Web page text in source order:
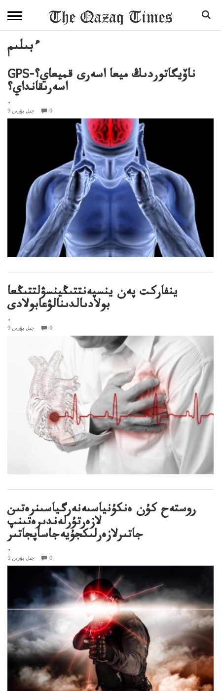
ءبىلىم
GPS-ناۆيگاتوردىڭ ميعا اسەرى قميعاي؟
اسەرىقانداي؟
..
9 جىل بۇرىن 0
ينفاركت پەن ينسپەنتتىڭينسۋلتتىڭعا
بولادىالدىنالۋعابولادى
..
9 جىل بۇرىن 0
روستەح كۇن ەنكۇنياسىەنەرگياسىنرەتىن
لازەرتۇرلەندىرەتىنپ
جاتىرلازەرلىكجۇيەجاساپجاتىر
..
9 جىل بۇرىن 0